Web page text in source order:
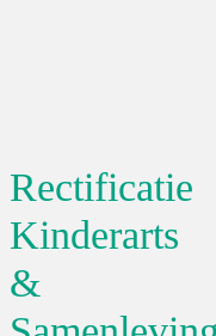
Rectificatie
Kinderarts
&